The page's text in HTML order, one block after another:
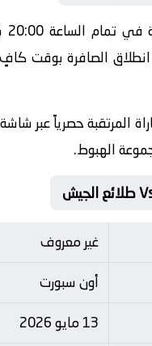
الصافرة بوقت كافٍ
المرتقبة حصرياً عبر
الهبوط.
غير معروف
أون سبورت
13 مايو 2026